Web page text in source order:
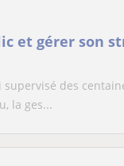
et gérer son
des
la ges...